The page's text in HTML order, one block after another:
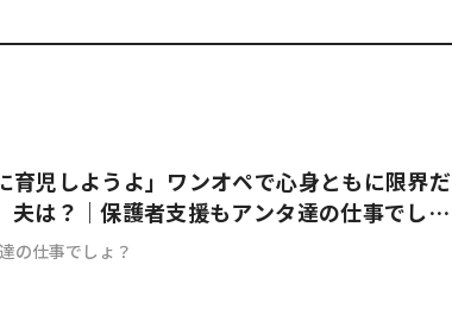
育児しようよ」ワンオペで心身ともに限界だ
夫は？｜保護者支援もアンタ達の仕事でし
の仕事でしょ？